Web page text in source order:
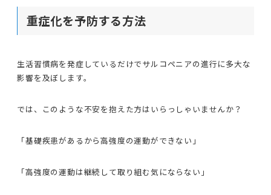
重症化を予防する方法
生活習慣病を発症しているだけでサルコペニアの進行に多大な
影響を及ぼします。
では、このような不安を抱えた方はいらっしゃいませんか？
「基礎疾患があるから高強度の運動ができない」
「高強度の運動は継続して取り組む気にならない」